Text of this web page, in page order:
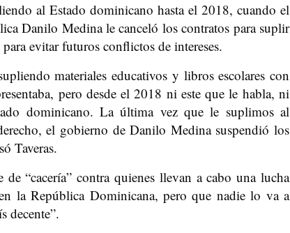
al Estado dominicano hasta el 2018, cuando el
Danilo Medina le canceló los contratos para suplir
evitar futuros conflictos de intereses.
materiales educativos y libros escolares con
pero desde el 2018 ni este que le habla, ni
dominicano. La última vez que le suplimos al
el gobierno de Danilo Medina suspendió los
Taveras.
“cacería” contra quienes llevan a cabo una lucha
la República Dominicana, pero que nadie lo va a
decente”.